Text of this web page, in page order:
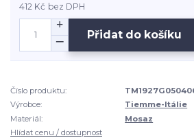
412 Kč bez DPH
Přidat do košíku
Číslo produktu:
Výrobce:
Tiemme-Itálie
Materiál:
Mosaz
Hlídat cenu / dostupnost